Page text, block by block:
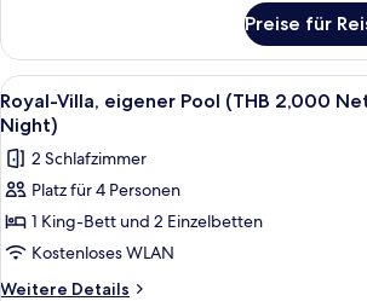
credit
per
Night)
anzeigen
Villa
(THB
2,000
Net
Resort
credit
per
Preise für
Alle
Fotos
für
Royal-
Villa,
eigener
Pool
(THB
7
Royal-Villa, eigener Pool (THB 2,000
Night)
2 Schlafzimmer
Platz für 4 Personen
1 King-Bett und 2 Einzelbetten
Kostenloses WLAN
Weitere Details
Weitere